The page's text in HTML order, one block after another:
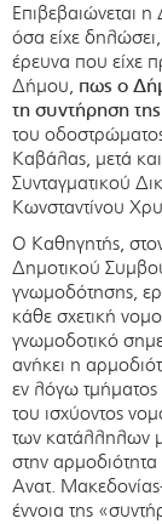
Επιβεβαιώνεται
όσα είχε
έρευνα που είχε
Δήμου, πως ο
τη συντήρηση
του
Καβάλας, μετά
Συνταγματικού
Κωνσταντίνου
Ο Καθηγητής,
Δημοτικού
γνωμοδότησης,
κάθε σχετική
γνωμοδοτικό
ανήκει η
εν λόγω
του ισχύοντος
των κατάλληλων
στην
Ανατ.
έννοια της